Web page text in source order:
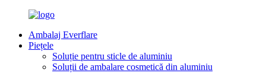
Ambalaj Everflare
Piețele
Soluție pentru sticle de aluminiu
Soluții de ambalare cosmetică din aluminiu